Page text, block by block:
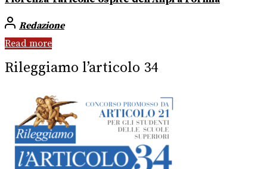
Redazione
Read more
Rileggiamo l’articolo 34